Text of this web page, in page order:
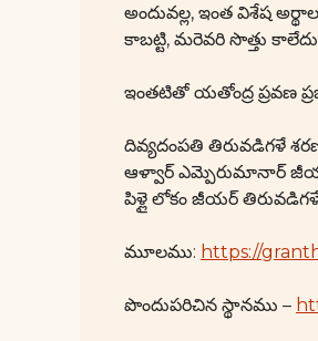
అందువల్ల, ఇంత విశేష
కాబట్టి, మరెవరి సొత్తు
ఇంతటితో యతోంద్ర ప్రవణ
దివ్యదంపతి తిరువడిగళే
ఆళ్వార్ ఎమ్పెరుమానార్
పిళ్లై లోకం జీయర్
మూలము: https://
పొందుపరిచిన స్థానము –